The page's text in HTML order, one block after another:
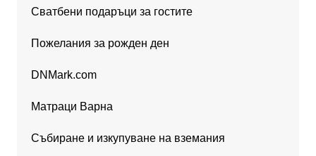
Сватбени подаръци за гостите
Пожелания за рожден ден
DNMark.com
Матраци Варна
Събиране и изкупуване на вземания